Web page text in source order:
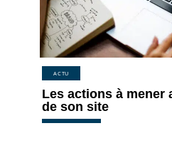
ACTU
Les actions à mener
de son site